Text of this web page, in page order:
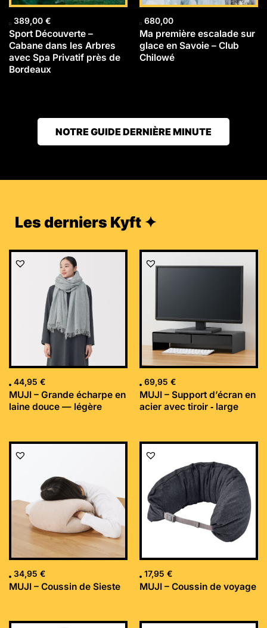
389,00 €
Sport Découverte –
Cabane dans les Arbres
avec Spa Privatif près de
Bordeaux
680,00
Ma première escalade sur
glace en Savoie – Club
Chilowé
NOTRE GUIDE DERNIÈRE MINUTE
Les derniers Kyft ✦
44,95 €
MUJI – Grande écharpe en
laine douce — légère
69,95 €
MUJI – Support d’écran en
acier avec tiroir ‐ large
34,95 €
MUJI – Coussin de Sieste
17,95 €
MUJI – Coussin de voyage
Le
Le